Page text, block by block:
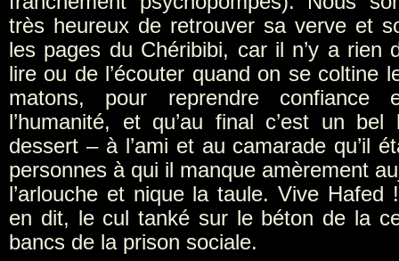
très heureux de retrouver sa verve et
les pages du Chéribibi, car il n’y a rien
lire ou de l’écouter quand on se coltine
matons, pour reprendre
l’humanité, et qu’au final c’est un
dessert – à l’ami et au camarade qu’il
personnes à qui il manque amèrement
l’arlouche et nique la taule. Vive Hafed
en dit, le cul tanké sur le béton de la
bancs de la prison sociale.